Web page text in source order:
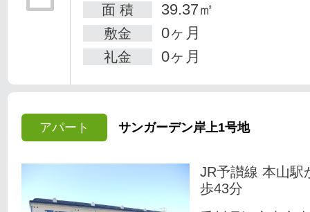
面 積 39.37㎡
敷金 0ヶ月
礼金 0ヶ月
アパート サンガーデン岸上1号地
JR予讃線 本山駅
歩43分